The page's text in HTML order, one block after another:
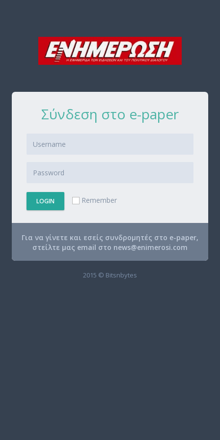
Σύνδεση στο e-paper
LOGIN Remember
Για να γίνετε και εσείς συνδρομητές στο e-paper,
στείλτε μας email στο news@enimerosi.com
2015 © Bitsnbytes